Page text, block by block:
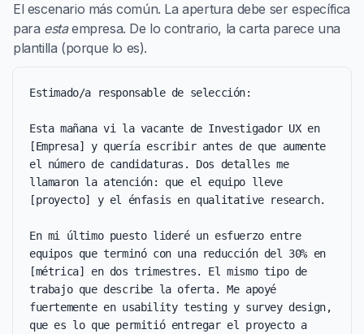
El escenario más común. La apertura debe ser específica
para estaempresa. De lo contrario, la carta parece una
plantilla (porque lo es).
Estimado/a responsable de selección:
Esta mañana vi la vacante de Investigador UX en
[Empresa] y quería escribir antes de que aumente
el número de candidaturas. Dos detalles me
llamaron la atención: que el equipo lleve
[proyecto] y el énfasis en qualitative research.
En mi último puesto lideré un esfuerzo entre
equipos que terminó con una reducción del 30% en
[métrica] en dos trimestres. El mismo tipo de
trabajo que describe la oferta. Me apoyé
fuertemente en usability testing y survey design,
que es lo que permitió entregar el proyecto a